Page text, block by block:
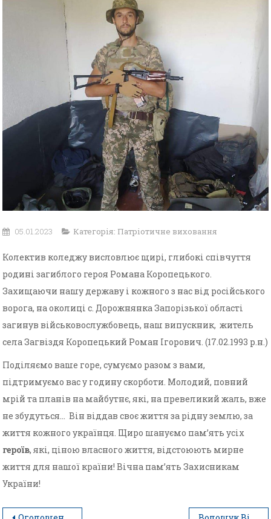
05.01.2023 Категорія: Патріотичне виховання
Колектив коледжу висловлює щирі, глибокі співчуття
родині загиблого героя Романа Коропецького.
Захищаючи нашу державу і кожного з нас від російського
ворога, на околиці с. Дорожнянка Запорізької області
загинув військовослужбовець, наш випускник, житель
села Загвіздя Коропецький Роман Ігорович. (17.02.1993 р.н.)
Поділяємо ваше горе, сумуємо разом з вами,
підтримуємо вас у годину скорботи. Молодий, повний
мрій та планів на майбутнє, які, на превеликий жаль, вже
не збудуться… Він віддав своє життя за рідну землю, за
життя кожного українця. Щиро шануємо пам’ять усіх
героїв, які, ціною власного життя, відстоюють мирне
життя для нашої країни! Вічна пам’ять Захисникам
України!